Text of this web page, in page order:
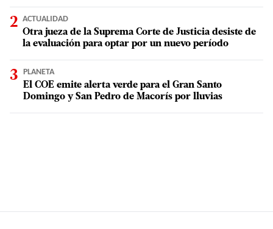
ACTUALIDAD
Otra jueza de la Suprema Corte de Justicia desiste de
la evaluación para optar por un nuevo período
PLANETA
El COE emite alerta verde para el Gran Santo
Domingo y San Pedro de Macorís por lluvias